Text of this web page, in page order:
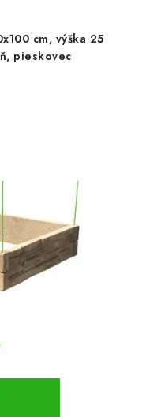
cm, výška 25
pieskovec